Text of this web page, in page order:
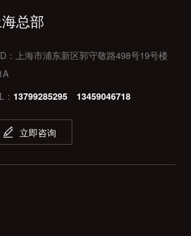
球总部
：上海市浦东新区郭守敬路498号19号楼
：13799285295 13459046718
立即咨询